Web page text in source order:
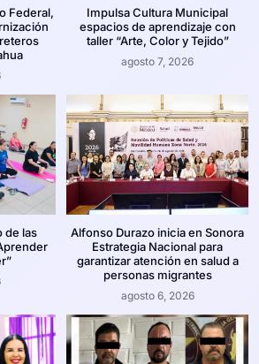
Federal,
Impulsa Cultura Municipal
espacios de aprendizaje con
taller “Arte, Color y Tejido”
agosto 7, 2026
de las
Alfonso Durazo inicia en Sonora
Estrategia Nacional para
garantizar atención en salud a
personas migrantes
agosto 6, 2026